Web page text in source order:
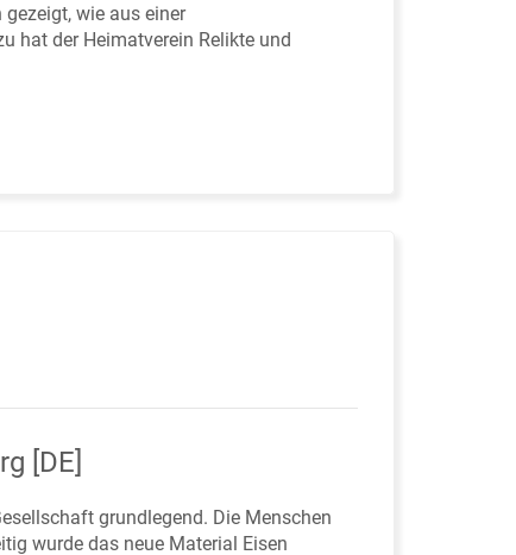
wie aus einer
hat der Heimatverein Relikte und
[DE]
grundlegend. Die Menschen
wurde das neue Material Eisen